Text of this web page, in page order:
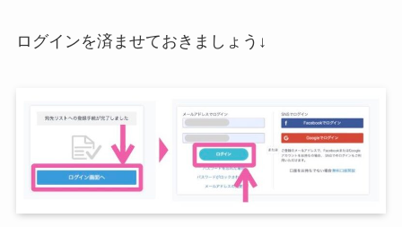
ログインを済ませておきましょう↓